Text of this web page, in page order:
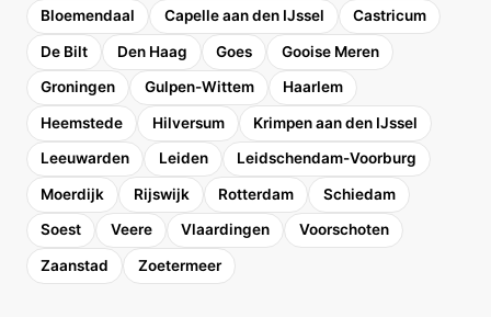
Bloemendaal Capelle aan den IJssel Castricum
De Bilt Den Haag Goes Gooise Meren
Groningen Gulpen-Wittem Haarlem
Heemstede Hilversum Krimpen aan den IJssel
Leeuwarden Leiden Leidschendam-Voorburg
Moerdijk Rijswijk Rotterdam Schiedam
Soest Veere Vlaardingen Voorschoten
Zaanstad Zoetermeer